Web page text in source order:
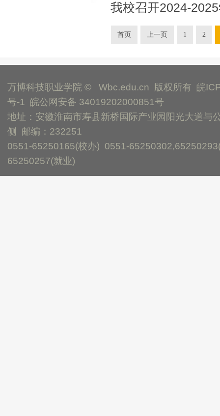
讲授思政大课
我校召开2024-
首页 上一页 1 2
万博科技职业学院 © Wbc.edu.cn 版权所有 皖
号-1
皖公网安备 34019202000851号
地址：安徽淮南市寿县新桥国际产业园阳光大道与
侧 邮编：232251
0551-65250165(校办) 0551-
65250257(就业)